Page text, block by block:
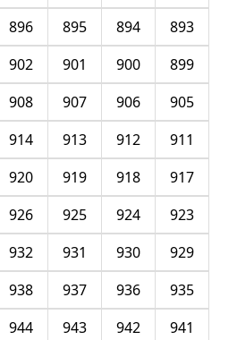
893
894
895
896
899
900
901
902
905
906
907
908
911
912
913
914
917
918
919
920
923
924
925
926
929
930
931
932
935
936
937
938
941
942
943
944